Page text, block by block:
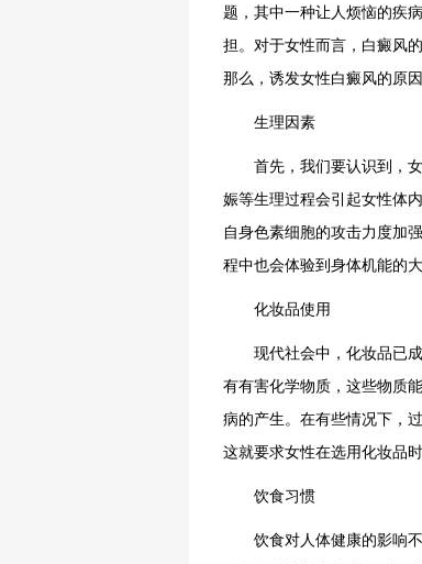
题，其中一种让人烦恼的疾
担。对于女性而言，白癜风
那么，诱发女性白癜风的原
生理因素
首先，我们要认识到，女
娠等生理过程会引起女性体
自身色素细胞的攻击力度加
程中也会体验到身体机能的
化妆品使用
现代社会中，化妆品已成
有有害化学物质，这些物质
病的产生。在有些情况下，
这就要求女性在选用化妆品
饮食习惯
饮食对人体健康的影响不